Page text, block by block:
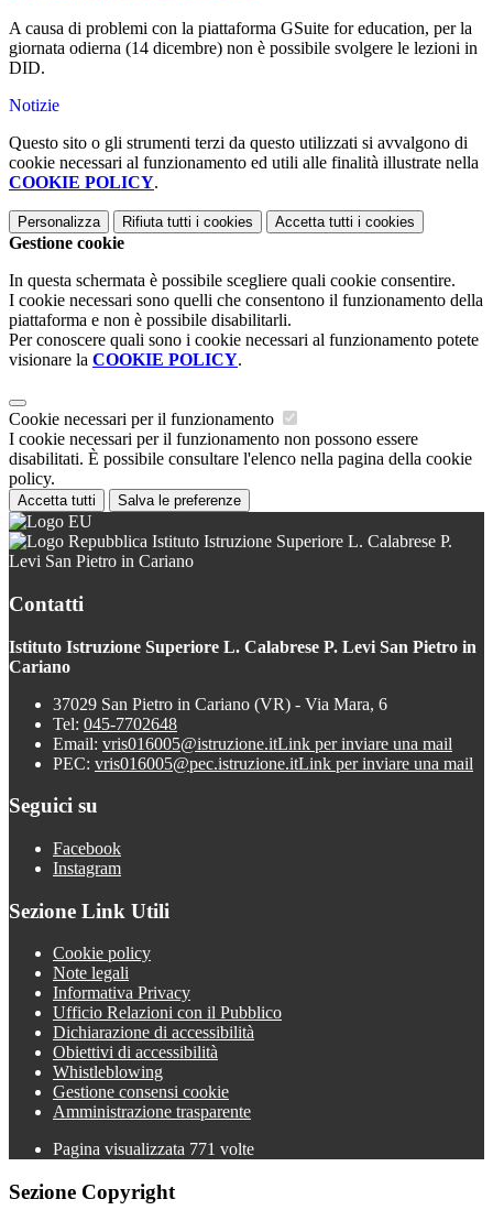
A causa di problemi con la piattaforma GSuite for education, per la
giornata odierna (14 dicembre) non è possibile svolgere le lezioni in
DID.
Notizie
Questo sito o gli strumenti terzi da questo utilizzati si avvalgono di
cookie necessari al funzionamento ed utili alle finalità illustrate nella
COOKIE POLICY.
Personalizza Rifiuta tutti i cookies Accetta tutti i cookies
Gestione cookie
In questa schermata è possibile scegliere quali cookie consentire.
I cookie necessari sono quelli che consentono il funzionamento della
piattaforma e non è possibile disabilitarli.
Per conoscere quali sono i cookie necessari al funzionamento potete
visionare la COOKIE POLICY.
Cookie necessari per il funzionamento
I cookie necessari per il funzionamento non possono essere
disabilitati. È possibile consultare l'elenco nella pagina della cookie
policy.
Accetta tutti Salva le preferenze
Istituto Istruzione Superiore L. Calabrese P.
Levi San Pietro in Cariano
Contatti
Istituto Istruzione Superiore L. Calabrese P. Levi San Pietro in
Cariano
37029 San Pietro in Cariano (VR) - Via Mara, 6
Tel: 045-7702648
Email: vris016005@istruzione.itLink per inviare una mail
PEC: vris016005@pec.istruzione.itLink per inviare una mail
Seguici su
Facebook
Instagram
Sezione Link Utili
Cookie policy
Note legali
Informativa Privacy
Ufficio Relazioni con il Pubblico
Dichiarazione di accessibilità
Obiettivi di accessibilità
Whistleblowing
Gestione consensi cookie
Amministrazione trasparente
Pagina visualizzata 771 volte
Sezione Copyright